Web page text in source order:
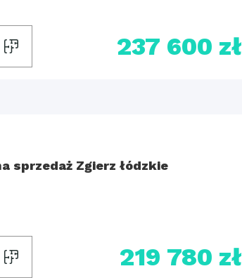
237 600 zł
sprzedaż Zgierz łódzkie
219 780 zł